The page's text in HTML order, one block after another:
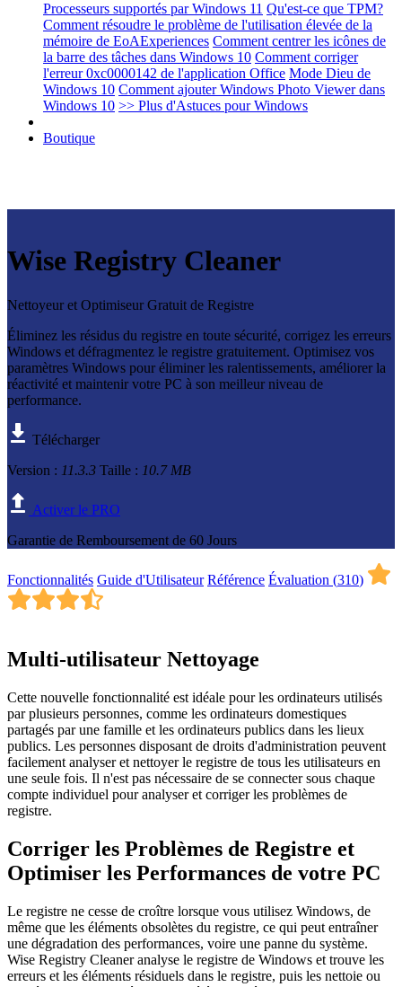
Processeurs supportés par Windows 11 Qu'est-ce que TPM?
Comment résoudre le problème de l'utilisation élevée de la
mémoire de EoAExperiences Comment centrer les icônes de
la barre des tâches dans Windows 10 Comment corriger
l'erreur 0xc0000142 de l'application Office Mode Dieu de
Windows 10 Comment ajouter Windows Photo Viewer dans
Windows 10 >> Plus d'Astuces pour Windows
Boutique
Wise Registry Cleaner
Nettoyeur et Optimiseur Gratuit de Registre
Éliminez les résidus du registre en toute sécurité, corrigez les erreurs
Windows et défragmentez le registre gratuitement. Optimisez vos
paramètres Windows pour éliminer les ralentissements, améliorer la
réactivité et maintenir votre PC à son meilleur niveau de
performance.
Télécharger
Version : 11.3.3 Taille : 10.7 MB
Activer le PRO
Garantie de Remboursement de 60 Jours
Fonctionnalités Guide d'Utilisateur Référence Évaluation (310)
Multi-utilisateur Nettoyage
Cette nouvelle fonctionnalité est idéale pour les ordinateurs utilisés
par plusieurs personnes, comme les ordinateurs domestiques
partagés par une famille et les ordinateurs publics dans les lieux
publics. Les personnes disposant de droits d'administration peuvent
facilement analyser et nettoyer le registre de tous les utilisateurs en
une seule fois. Il n'est pas nécessaire de se connecter sous chaque
compte individuel pour analyser et corriger les problèmes de
registre.
Corriger les Problèmes de Registre et
Optimiser les Performances de votre PC
Le registre ne cesse de croître lorsque vous utilisez Windows, de
même que les éléments obsolètes du registre, ce qui peut entraîner
une dégradation des performances, voire une panne du système.
Wise Registry Cleaner analyse le registre de Windows et trouve les
erreurs et les éléments résiduels dans le registre, puis les nettoie ou